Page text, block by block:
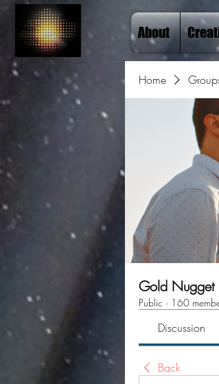
About
Home
Gold Nugget
Public · 160
Discussion
Back